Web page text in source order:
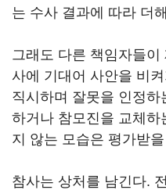
는 수사 결과에 따라 더
그래도 다른 책임자들
사에 기대어 사안을 비
직시하며 잘못을 인정
하거나 참모진을 교체
지 않는 모습은 평가받
참사는 상처를 남긴다.